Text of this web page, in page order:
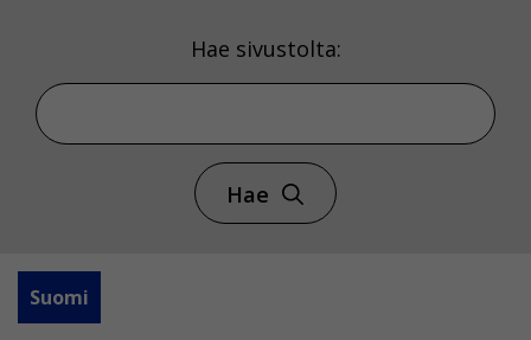
Hae sivustolta:
Hae
Suomi